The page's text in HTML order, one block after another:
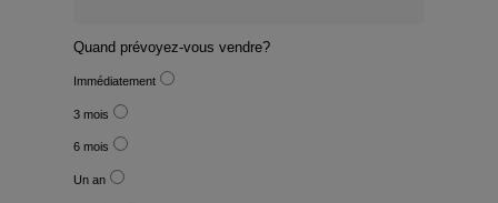
Quand prévoyez-vous vendre?
Immédiatement
3 mois
6 mois
Un an